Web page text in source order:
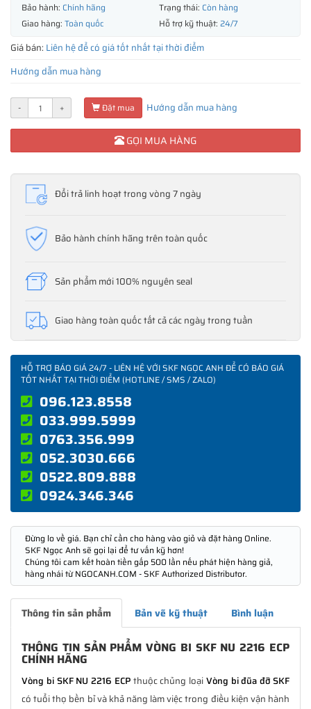
Bảo hành: Chính hãng Trạng thái: Còn hàng
Giao hàng: Toàn quốc Hỗ trợ kỹ thuật: 24/7
Giá bán: Liên hệ để có giá tốt nhất tại thời điểm
Hướng dẫn mua hàng
- + Đặt mua Hướng dẫn mua hàng
GỌI MUA HÀNG
Đổi trả linh hoạt trong vòng 7 ngày
Bảo hành chính hãng trên toàn quốc
Sản phẩm mới 100% nguyên seal
Giao hàng toàn quốc tất cả các ngày trong tuần
HỖ TRỢ BÁO GIÁ 24/7 - LIÊN HỆ VỚI SKF NGỌC ANH ĐỂ CÓ BÁO GIÁ
TỐT NHẤT TẠI THỜI ĐIỂM (HOTLINE / SMS / ZALO)
096.123.8558
033.999.5999
0763.356.999
052.3030.666
0522.809.888
0924.346.346
Đừng lo về giá. Bạn chỉ cần cho hàng vào giỏ và đặt hàng Online.
SKF Ngọc Anh sẽ gọi lại để tư vấn kỹ hơn!
Chúng tôi cam kết hoàn tiền gấp 500 lần nếu phát hiện hàng giả,
hàng nhái từ NGOCANH.COM - SKF Authorized Distributor.
Thông tin sản phẩm Bản vẽ kỹ thuật Bình luận
THÔNG TIN SẢN PHẨM VÒNG BI SKF NU 2216 ECP
CHÍNH HÃNG
Vòng bi SKF NU 2216 ECPthuộc chủng loạiVòng bi đũa đỡ SKF
có tuổi thọ bền bỉ và khả năng làm việc trong điều kiện vận hành